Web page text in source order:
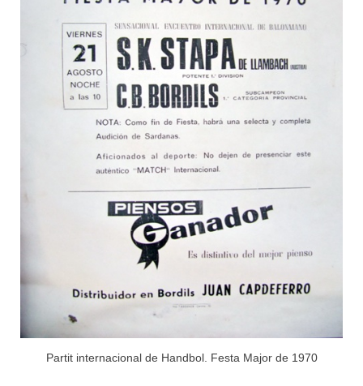
Partit internacional de Handbol. Festa Major de 1970